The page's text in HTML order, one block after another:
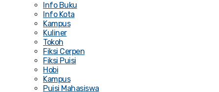
Info Buku
Info Kota
Kampus
Kuliner
Tokoh
Fiksi Cerpen
Fiksi Puisi
Hobi
Kampus
Puisi Mahasiswa